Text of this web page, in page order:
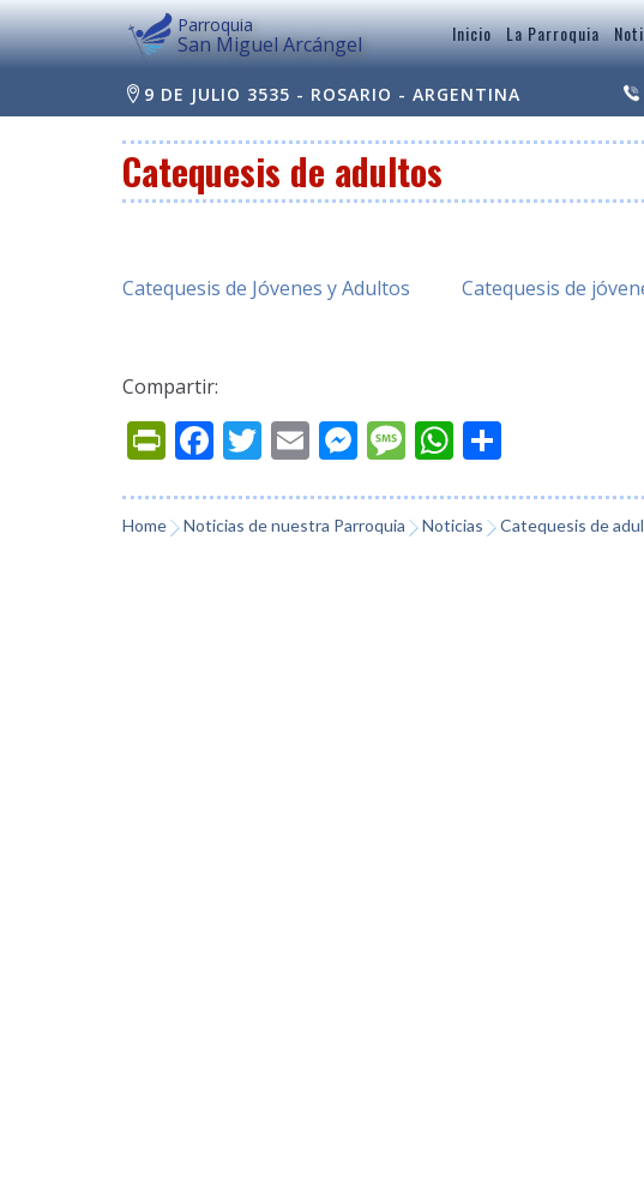
Inicio La Parroquia
Parroquia
San Miguel Arcángel
9 DE JULIO 3535 - ROSARIO - ARGENTINA
Catequesis de adultos
Catequesis de Jóvenes y Adultos Catequesis de
Compartir:
Prin
endl
Fac
ok
Twi
Ema
Mes
ger
Mes
e
Wh
App arti
Home Noticias de nuestra Parroquia Noticias Catequesis de